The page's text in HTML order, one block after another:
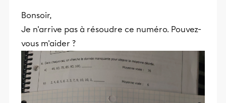
Bonsoir,
Je n'arrive pas à résoudre ce numéro. Pouvez-
vous m'aider ?